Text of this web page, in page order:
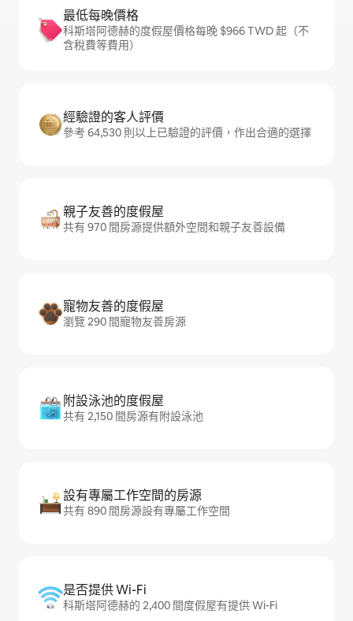
最低每晚價格
科斯塔阿德赫的度假屋價格每晚 $966 TWD 起（不
含稅費等費用）
經驗證的客人評價
參考 64,530 則以上已驗證的評價，作出合適的選擇
親子友善的度假屋
共有 970 間房源提供額外空間和親子友善設備
寵物友善的度假屋
瀏覽 290 間寵物友善房源
附設泳池的度假屋
共有 2,150 間房源有附設泳池
設有專屬工作空間的房源
共有 890 間房源設有專屬工作空間
是否提供 Wi-Fi
科斯塔阿德赫的 2,400 間度假屋有提供 Wi-Fi